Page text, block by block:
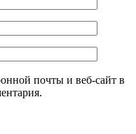
почты и веб-сайт в